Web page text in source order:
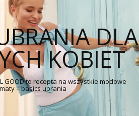
DLA
KOBIET
GOOD to recepta na wszystkie modowe
– basics ubrania